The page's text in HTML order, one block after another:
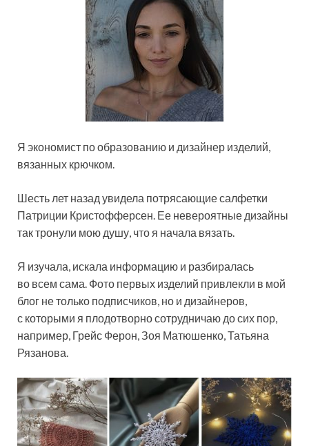
Я экономист по образованию и дизайнер изделий,
вязанных крючком.
Шесть лет назад увидела потрясающие салфетки
Патриции Кристофферсен. Ее невероятные дизайны
так тронули мою душу, что я начала вязать.
Я изучала, искала информацию и разбиралась
во всем сама. Фото первых изделий привлекли в мой
блог не только подписчиков, но и дизайнеров,
с которыми я плодотворно сотрудничаю до сих пор,
например, Грейс Ферон, Зоя Матюшенко, Татьяна
Рязанова.